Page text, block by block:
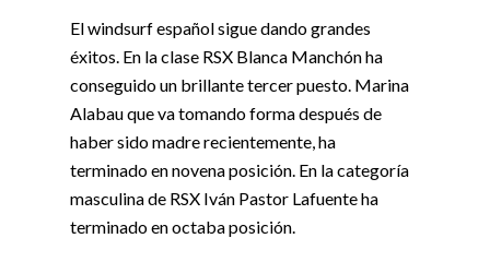
El windsurf español sigue dando grandes
éxitos. En la clase RSX Blanca Manchón ha
conseguido un brillante tercer puesto. Marina
Alabau que va tomando forma después de
haber sido madre recientemente, ha
terminado en novena posición. En la categoría
masculina de RSX Iván Pastor Lafuente ha
terminado en octaba posición.